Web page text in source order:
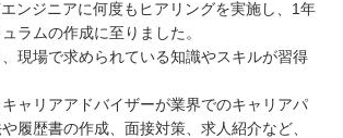
ンジニアに何度もヒアリングを実施し、1年
ラムの作成に至りました。
現場で求められている知識やスキルが習得
ャリアアドバイザーが業界でのキャリアパ
履歴書の作成、面接対策、求人紹介など、